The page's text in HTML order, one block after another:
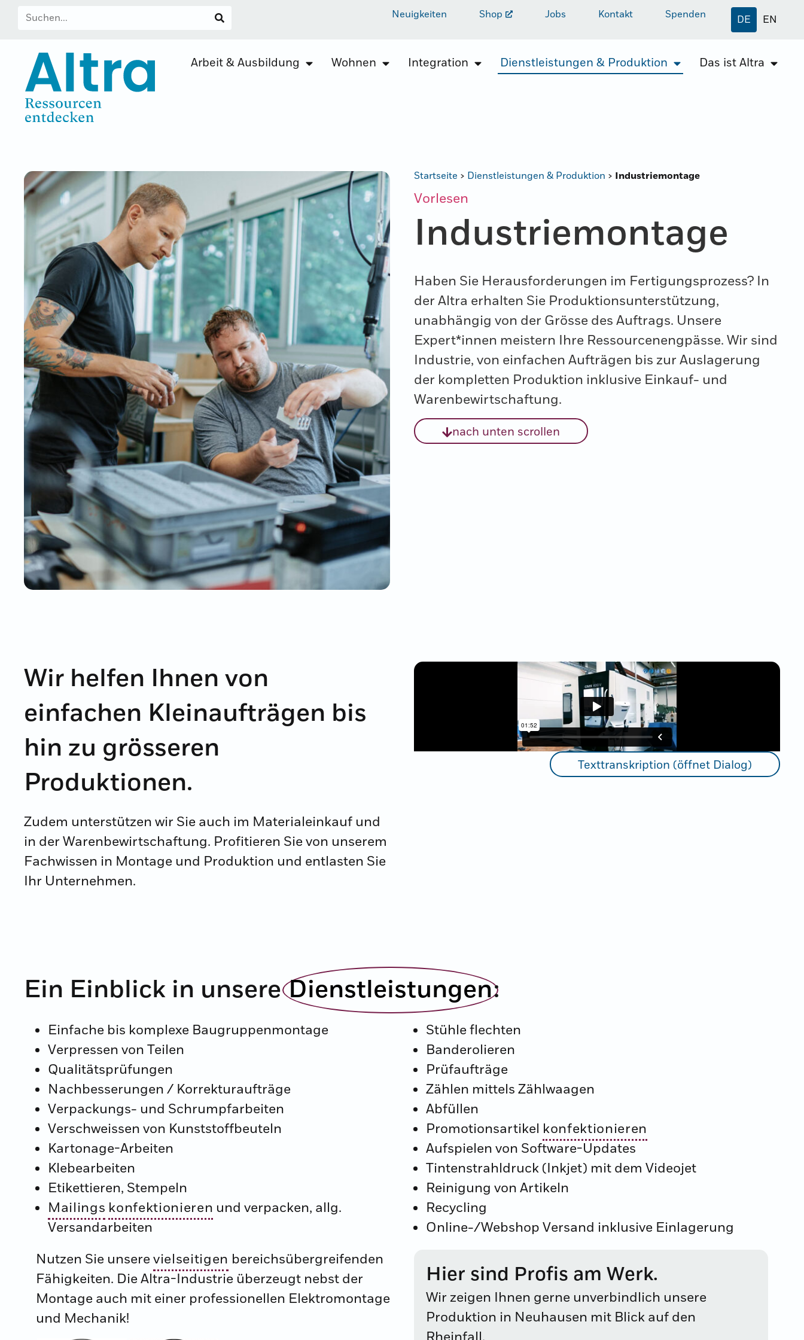
Neuigkeiten Shop Jobs Kontakt Spenden DE EN
Arbeit & Ausbildung Wohnen Integration Dienstleistungen & Produktion Das ist Altra
Startseite > Dienstleistungen & Produktion > Industriemontage
Vorlesen
Industrie­montage
Haben Sie Herausforderungen im Fertigungsprozess? In
der Altra erhalten Sie Produktionsunterstützung,
unabhängig von der Grösse des Auftrags. Unsere
Expert*innen meistern Ihre Ressourcenengpässe. Wir sind
Industrie, von einfachen Aufträgen bis zur Auslagerung
der kompletten Produktion inklusive Einkauf- und
Warenbewirtschaftung.
nach unten scrollen
Wir helfen Ihnen von
einfachen Kleinaufträgen bis
hin zu grösseren
Produktionen.
Zudem unterstützen wir Sie auch im Materialeinkauf und
in der Warenbewirtschaftung. Profitieren Sie von unserem
Fachwissen in Montage und Produktion und entlasten Sie
Ihr Unternehmen.
Texttranskription (öffnet Dialog)
Ein Einblick in unsereDienstleistungen:​
Einfache bis komplexe Baugruppenmontage
Verpressen von Teilen
Qualitätsprüfungen
Nachbesserungen / Korrekturaufträge
Verpackungs- und Schrumpfarbeiten
Verschweissen von Kunststoffbeuteln
Kartonage-Arbeiten
Klebearbeiten
Etikettieren, Stempeln
Mailings konfektionieren und verpacken, allg.
Versandarbeiten
Stühle flechten
Banderolieren
Prüfaufträge
Zählen mittels Zählwaagen
Abfüllen
Promotionsartikel konfektionieren
Aufspielen von Software-Updates
Tintenstrahldruck (Inkjet) mit dem Videojet
Reinigung von Artikeln
Recycling
Online-/Webshop Versand inklusive Einlagerung
Nutzen Sie unserevielseitigen bereichsübergreifenden
Fähigkeiten. Die Altra-Industrie überzeugt nebst der
Montage auch mit einer professionellen Elektromontage
und Mechanik!
Hier sind Profis am Werk.
Wir zeigen Ihnen gerne unverbindlich unsere
Produktion in Neuhausen mit Blick auf den